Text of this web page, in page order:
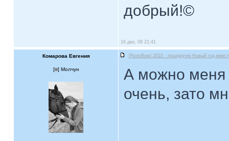
добрый!©
16 дек, 09 21:41
Комарова Евгения PhotoBowl 2010 - празднуем Новый год
[ ] Молчун
А можно меня
очень, зато